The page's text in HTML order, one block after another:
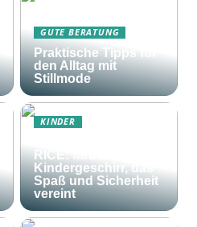
GUTE BERATUNG
Praktische Tipps für
den Alltag mit
Stillmode
KINDER
RICE: farbenfrohes
Kindergeschirr, das
Spaß und Sicherheit
vereint